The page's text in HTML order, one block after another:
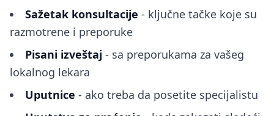
Sažetak konsultacije - ključne tačke koje su
razmotrene i preporuke
Pisani izveštaj - sa preporukama za vašeg
lokalnog lekara
Uputnice - ako treba da posetite specijalistu